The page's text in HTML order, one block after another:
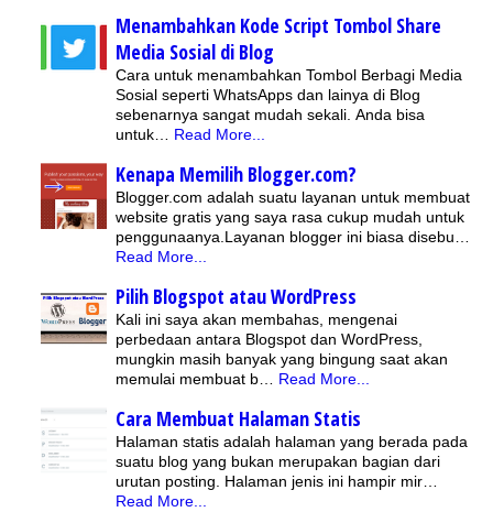
Menambahkan Kode Script Tombol Share
Media Sosial di Blog
Cara untuk menambahkan Tombol Berbagi Media
Sosial seperti WhatsApps dan lainya di Blog
sebenarnya sangat mudah sekali. Anda bisa
untuk… Read More...
Kenapa Memilih Blogger.com?
Blogger.com adalah suatu layanan untuk membuat
website gratis yang saya rasa cukup mudah untuk
penggunaanya.Layanan blogger ini biasa disebu…
Read More...
Pilih Blogspot atau WordPress
Kali ini saya akan membahas, mengenai
perbedaan antara Blogspot dan WordPress,
mungkin masih banyak yang bingung saat akan
memulai membuat b… Read More...
Cara Membuat Halaman Statis
Halaman statis adalah halaman yang berada pada
suatu blog yang bukan merupakan bagian dari
urutan posting. Halaman jenis ini hampir mir…
Read More...